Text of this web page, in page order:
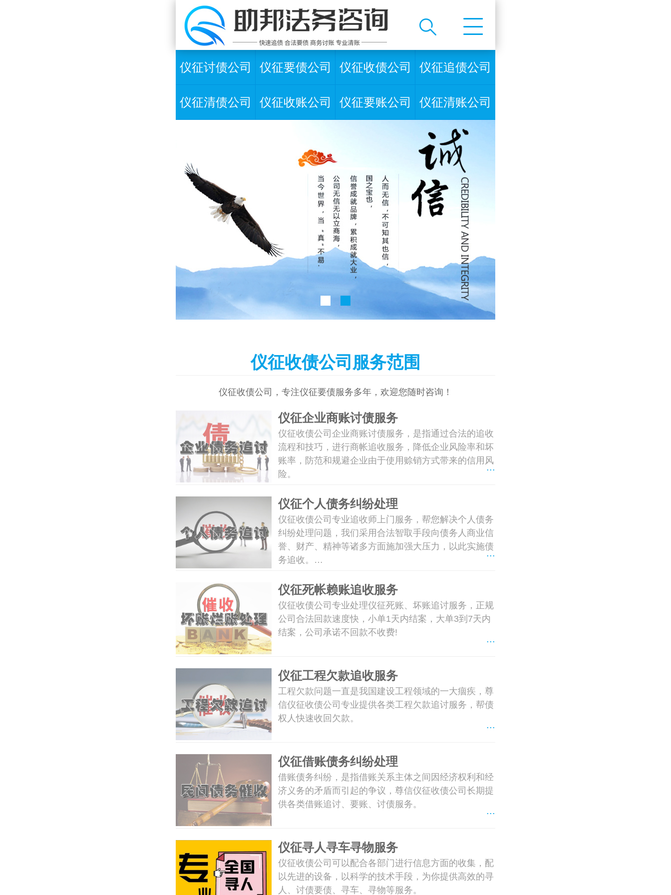
仪征讨债公司 仪征要债公司 仪征收债公司 仪征追债公司
仪征清债公司 仪征收账公司 仪征要账公司 仪征清账公司
仪征收债公司服务范围
仪征收债公司，专注仪征要债服务多年，欢迎您随时咨询！
仪征企业商账讨债服务
仪征收债公司企业商账讨债服务，是指通过合法的追收
流程和技巧，进行商帐追收服务，降低企业风险率和坏
账率，防范和规避企业由于使用赊销方式带来的信用风
险。
...
仪征个人债务纠纷处理
仪征收债公司专业追收师上门服务，帮您解决个人债务
纠纷处理问题，我们采用合法智取手段向债务人商业信
誉、财产、精神等诸多方面施加强大压力，以此实施债
务追收。…
...
仪征死帐赖账追收服务
仪征收债公司专业处理仪征死账、坏账追讨服务，正规
公司合法回款速度快，小单1天内结案，大单3到7天内
结案，公司承诺不回款不收费!
...
仪征工程欠款追收服务
工程欠款问题一直是我国建设工程领域的一大痼疾，尊
信仪征收债公司专业提供各类工程欠款追讨服务，帮债
权人快速收回欠款。
...
仪征借账债务纠纷处理
借账债务纠纷，是指借账关系主体之间因经济权利和经
济义务的矛盾而引起的争议，尊信仪征收债公司长期提
供各类借账追讨、要账、讨债服务。
...
仪征寻人寻车寻物服务
仪征收债公司可以配合各部门进行信息方面的收集，配
以先进的设备，以科学的技术手段，为你提供高效的寻
人、讨债要债、寻车、寻物等服务。